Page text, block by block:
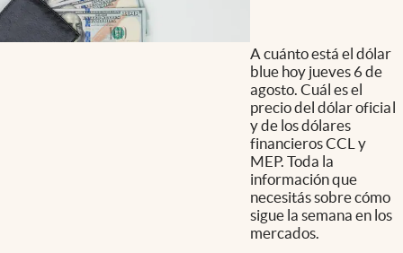
A cuánto está el dólar
blue hoy jueves 6 de
agosto. Cuál es el
precio del dólar oficial
y de los dólares
financieros CCL y
MEP. Toda la
información que
necesitás sobre cómo
sigue la semana en los
mercados.